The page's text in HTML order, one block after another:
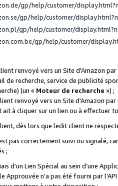
gp/help/customer/
gp/help/customer/
gp/help/customer/
gp/help/customer/
renvoyé vers un Site d'Amazon
de recherche, service de publicité
(un « Moteur de recherche ») ;
renvoyé vers un Site d'Amazon
ait à cliquer sur un lien ou à
dès lors que ledit client ne
pas correctement suivi ou signalé,
;
d’un Lien Spécial au sein d’une
n’a pas été fourni par